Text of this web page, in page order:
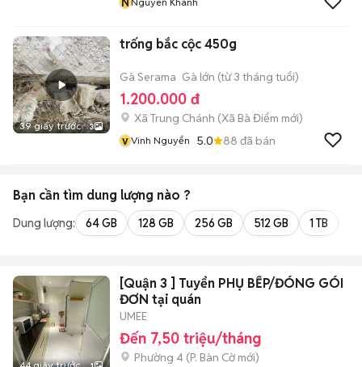
39 giây trước 3
trống bắc cộc 450g
Gà Serama Gà lớn (từ 3 tháng tuổi)
1.200.000 đ
Xã Trung Chánh (Xã Bà Điểm mới)
v Vinh Nguyển 5.0 88 đã bán
Bạn cần tìm dung lượng nào ?
Dung lượng: 64 GB 128 GB 256 GB 512 GB 1 TB
[Quận 3 ] Tuyển PHỤ BẾP/ĐÓNG GÓI
ĐƠN tại quán
UMEE
Đến 7,50 triệu/tháng
Phường 4 (P. Bàn Cờmới)